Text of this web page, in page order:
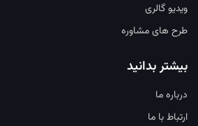
ویدیو گالری
طرح های مشاوره
بیشتر بدانید
درباره ما
ارتباط با ما